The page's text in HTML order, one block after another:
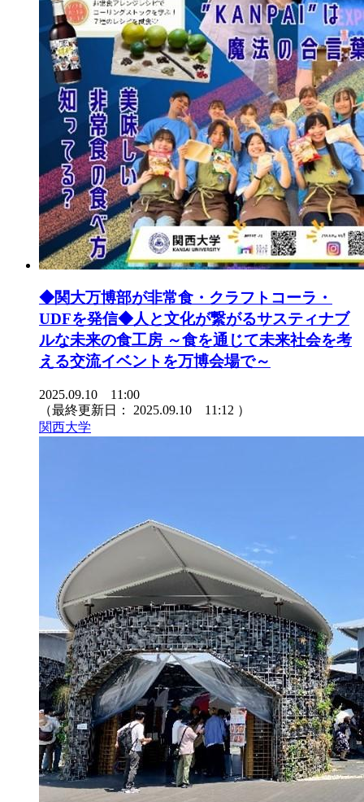
◆関大万博部が非常食・クラフトコーラ・
UDFを発信◆人と文化が繋がるサスティナブ
ルな未来の食工房 ～食を通じて未来社会を考
える交流イベントを万博会場で～
2025.09.10 11:00
（最終更新日： 2025.09.10 11:12 ）
関西大学